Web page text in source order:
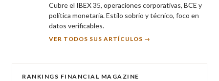
Cubre el IBEX 35, operaciones corporativas, BCE y
política monetaria. Estilo sobrio y técnico, foco en
datos verificables.
VER TODOS SUS ARTÍCULOS →
RANKINGS FINANCIAL MAGAZINE